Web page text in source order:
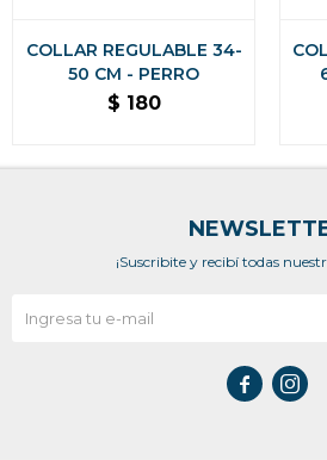
COLLAR REGULABLE 34-
50 CM - PERRO
$ 180
¡Suscribite y recibí todas
 